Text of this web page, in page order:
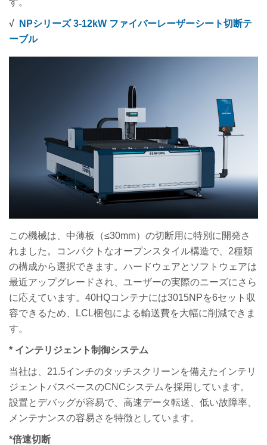
す。
√
NPシリーズ 3-12kW ファイバーレーザーシート切断テ
ーブル
この機械は、中薄板（≤30mm）の切断用に特別に開発さ
れました。コンパクトなオープンスタイル構造で、2種類
の構成から選択できます。ハードウェアとソフトウェアは
最近アップグレードされ、ユーザーの実際のニーズにさら
に応えています。40HQコンテナには3015NPを6セット収
容できるため、LCL梱包による輸送費を大幅に削減できま
す。
* インテリジェント制御システム
当社は、21.5インチのタッチスクリーンを備えたインテリ
ジェントバスベースのCNCシステムを採用しています。
設置とデバッグが容易で、高速データ転送、低い故障率、
メンテナンスの容易さを特徴としています。
*倍速切断